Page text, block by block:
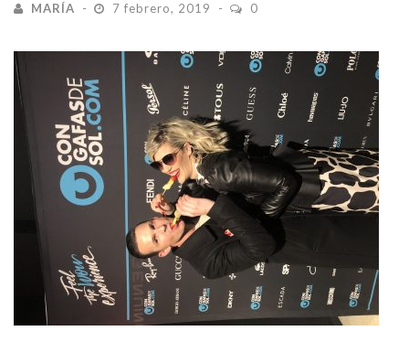
MARÍA 7 febrero, 2019 0